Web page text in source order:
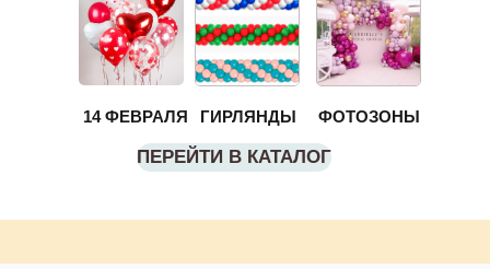
ГИРЛЯНДЫ
ПЕРЕЙТИ В КАТАЛОГ
ФОТОЗОНЫ
14 ФЕВРАЛЯ